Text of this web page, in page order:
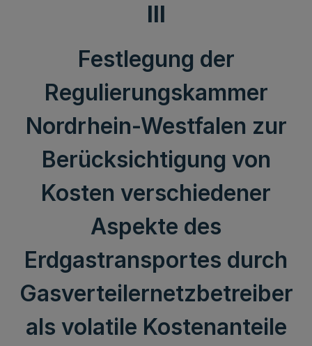
III
Festlegung der
Regulierungskammer
Nordrhein-Westfalen zur
Berücksichtigung von
Kosten verschiedener
Aspekte des
Erdgastransportes durch
Gasverteilernetzbetreiber
als volatile Kostenanteile